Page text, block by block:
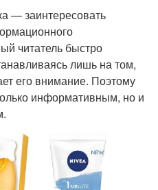
— заинтересовать
читатель быстро
лишь на том,
его внимание. Поэтому
информативным, но и